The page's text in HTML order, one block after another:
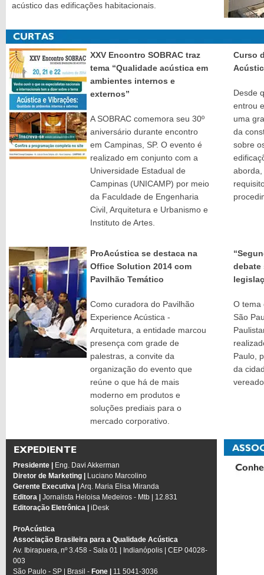
acústico das edificações habitacionais.
XXV Encontro SOBRAC traz
tema “Qualidade acústica em
ambientes internos e
externos”
A SOBRAC comemora seu 30º
aniversário durante encontro
em Campinas, SP. O evento é
realizado em conjunto com a
Universidade Estadual de
Campinas (UNICAMP) por meio
da Faculdade de Engenharia
Civil, Arquitetura e Urbanismo e
Instituto de Artes.
Curso
Desde
entrou
uma
da
sobre
ProAcústica se destaca na
Office Solution 2014 com
Pavilhão Temático
Como curadora do Pavilhão
Experience Acústica -
Arquitetura, a entidade marcou
presença com grade de
palestras, a convite da
organização do evento que
reúne o que há de mais
moderno em produtos e
soluções prediais para o
mercado corporativo.
debate
O tema
São
Paulo,
da
Presidente |
Eng. Davi Akkerman
Diretor de Marketing |
Luciano Marcolino
Gerente Executiva | Arq. Maria Elisa Miranda
Editora |
Jornalista Heloisa Medeiros - Mtb | 12.831
Editoração Eletrônica |
iDesk
ProAcústica
Associação Brasileira para a Qualidade Acústica
Av. Ibirapuera, nº 3.458 - Sala 01 | Indianópolis | CEP 04028-
003
São Paulo - SP | Brasil - Fone |
11 5041-3036